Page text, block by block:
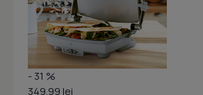
- 31 %
349.99 lei